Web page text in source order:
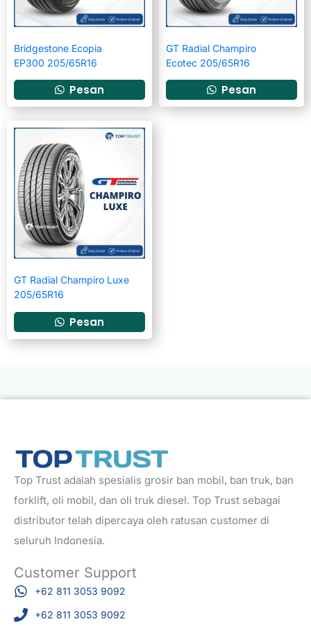
Bridgestone Ecopia
EP300 205/65R16
Pesan
GT Radial Champiro
Ecotec 205/65R16
Pesan
GT Radial Champiro Luxe
205/65R16
Pesan
Top Trust adalah spesialis grosir ban mobil, ban truk, ban
forklift, oli mobil, dan oli truk diesel. Top Trust sebagai
distributor telah dipercaya oleh ratusan customer di
seluruh Indonesia.
Customer Support
+62 811 3053 9092
+62 811 3053 9092